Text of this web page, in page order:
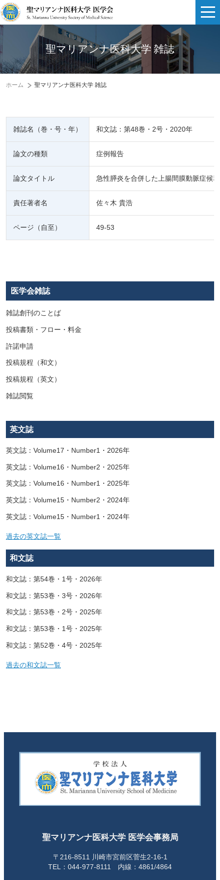
聖マリアンナ医科大学 雑誌
ホーム 聖マリアンナ医科大学 雑誌
雑誌名（巻・号・年） 和文誌：第48巻・2号・2020年
論文の種類 症例報告
論文タイトル 急性膵炎を合併した上腸間膜動脈症候
責任著者名 佐々木 貴浩
ページ（自至） 49-53
医学会雑誌
雑誌創刊のことば
投稿書類・フロー・料金
許諾申請
投稿規程（和文）
投稿規程（英文）
雑誌閲覧
英文誌
英文誌：Volume17・Number1・2026年
英文誌：Volume16・Number2・2025年
英文誌：Volume16・Number1・2025年
英文誌：Volume15・Number2・2024年
英文誌：Volume15・Number1・2024年
過去の英文誌一覧
和文誌
和文誌：第54巻・1号・2026年
和文誌：第53巻・3号・2026年
和文誌：第53巻・2号・2025年
和文誌：第53巻・1号・2025年
和文誌：第52巻・4号・2025年
過去の和文誌一覧
聖マリアンナ医科大学 医学会事務局
〒216-8511 川崎市宮前区菅生2-16-1
TEL：044-977-8111 内線：4861/4864